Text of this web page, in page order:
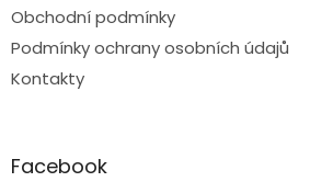
Obchodní podmínky
Podmínky ochrany osobních údajů
Kontakty
Facebook